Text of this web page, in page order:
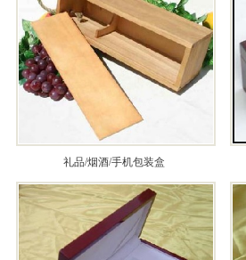
礼品/烟酒/手机包装盒